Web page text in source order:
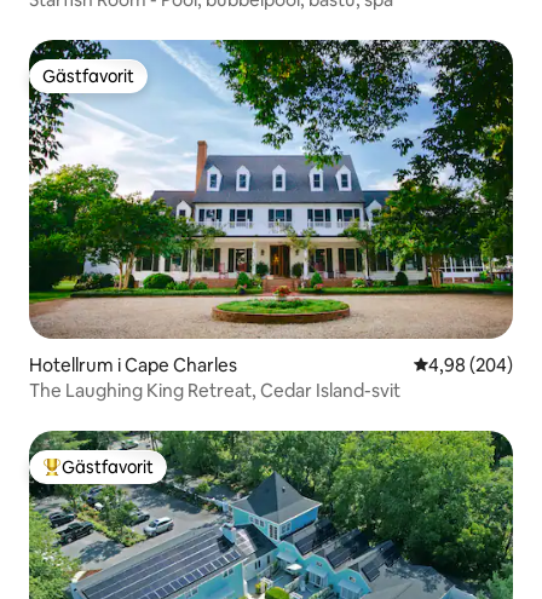
Gästfavorit
Gästfavorit
Hotellrum i Cape Charles 4,98 av 5 i
4,98 (204)
The Laughing King Retreat, Cedar Island-svit
Populär gästfavorit
Gästfavorit